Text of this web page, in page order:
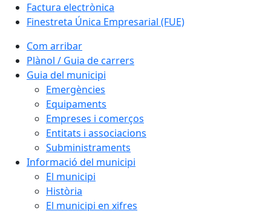
Factura electrònica
Finestreta Única Empresarial (FUE)
Com arribar
Plànol / Guia de carrers
Guia del municipi
Emergències
Equipaments
Empreses i comerços
Entitats i associacions
Subministraments
Informació del municipi
El municipi
Història
El municipi en xifres